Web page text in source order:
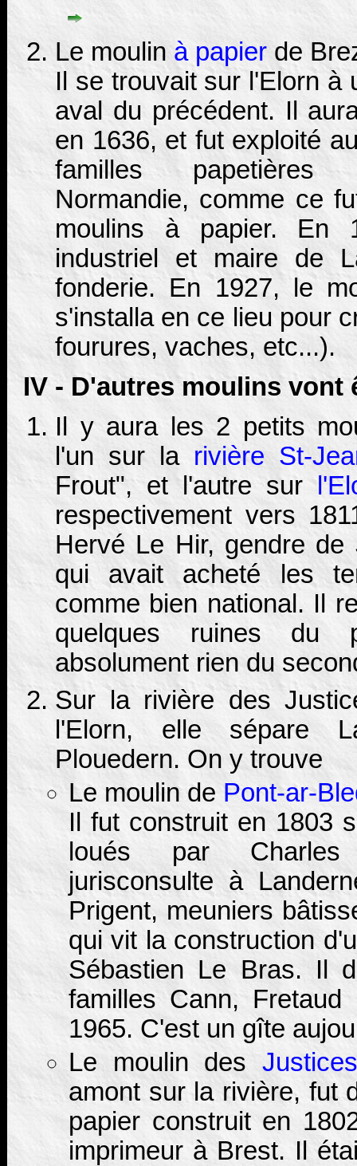
Le moulin à papier de
Il se trouvait sur l'Elorn à
aval du précédent. Il
en 1636, et fut exploité
familles
Normandie, comme ce
moulins à papier. En
industriel et maire de
fonderie. En 1927, le
s'installa en ce lieu pour
fourures, vaches, etc...).
IV - D'autres moulins vont
Il y aura les 2 petits
l'un sur la rivière St-
Frout", et l'autre sur
respectivement vers
Hervé Le Hir, gendre de
qui avait acheté les
comme bien national. Il
quelques ruines du
absolument rien du
Sur la rivière des
l'Elorn, elle sépare
Plouedern. On y trouve
Le moulin de Pont-ar-
Il fut construit en 1803
loués par
jurisconsulte à
Prigent, meuniers
qui vit la construction
Sébastien Le Bras. Il
familles Cann,
1965. C'est un gîte
Le moulin des Justices
amont sur la rivière, fut
papier construit en
imprimeur à Brest. Il